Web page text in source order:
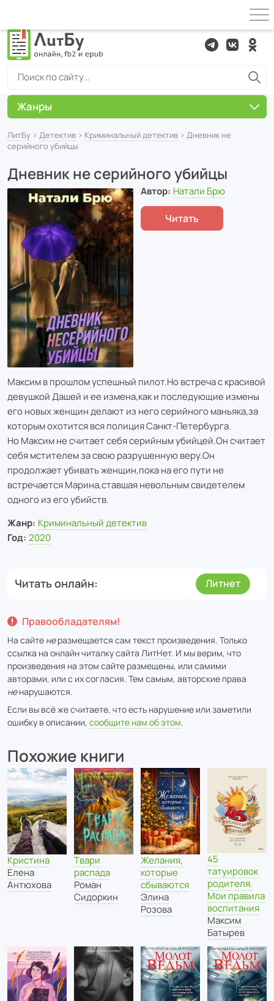
ЛитБу › Детектив › Криминальный детектив › Дневник не
серийного убийцы
Дневник не серийного убийцы
Автор: Натали Брю
Читать
Максим в прошлом успешный пилот.Но встреча с красивой
девушкой Дашей и ее измена,как и последующие измены
его новых женщин делают из него серийного маньяка,за
которым охотится вся полиция Санкт-Петербурга.
Но Максим не считает себя серийным убийцей.Он считает
себя мстителем за свою разрушенную веру.Он
продолжает убивать женщин,пока на его пути не
встречается Марина,ставшая невольным свидетелем
одного из его убийств.
Жанр: Криминальный детектив
Год: 2020
Читать онлайн Литнет
Правообладателям!
На сайте неразмещается сам текст произведения. Только
ссылка на онлайн читалку сайта ЛитНет. И мы верим, что
произведения на этом сайте размещены, или самими
авторами, или с их согласия. Тем самым, авторские права
ненарушаются.
Если вы всё же считаете, что есть нарушение или заметили
ошибку в описании, сообщите нам об этом.
Похожие книги
Кристина
Елена
Антюхова
Твари
распада
Роман
Сидоркин
Желания,
которые
сбываются
Элина
Розова
45
татуировок
родителя.
Мои правила
воспитания
Максим
Батырев
Жанры